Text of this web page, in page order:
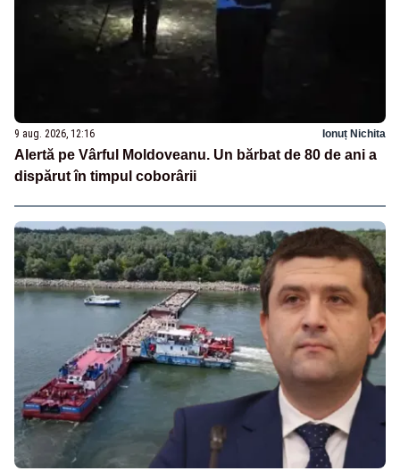
9 aug. 2026, 12:16 Ionuț Nichita
Alertă pe Vârful Moldoveanu. Un bărbat de 80 de ani a
dispărut în timpul coborârii